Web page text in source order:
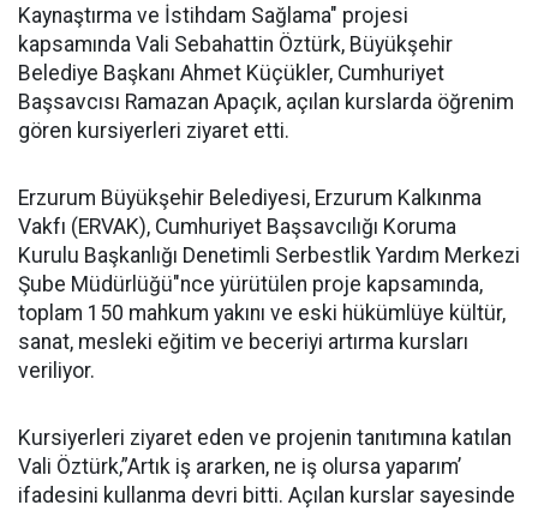
Kaynaştırma ve İstihdam Sağlama" projesi
kapsamında Vali Sebahattin Öztürk, Büyükşehir
Belediye Başkanı Ahmet Küçükler, Cumhuriyet
Başsavcısı Ramazan Apaçık, açılan kurslarda öğrenim
gören kursiyerleri ziyaret etti.
Erzurum Büyükşehir Belediyesi, Erzurum Kalkınma
Vakfı (ERVAK), Cumhuriyet Başsavcılığı Koruma
Kurulu Başkanlığı Denetimli Serbestlik Yardım Merkezi
Şube Müdürlüğü"nce yürütülen proje kapsamında,
toplam 150 mahkum yakını ve eski hükümlüye kültür,
sanat, mesleki eğitim ve beceriyi artırma kursları
veriliyor.
Kursiyerleri ziyaret eden ve projenin tanıtımına katılan
Vali Öztürk,”Artık iş ararken, ne iş olursa yaparım’
ifadesini kullanma devri bitti. Açılan kurslar sayesinde